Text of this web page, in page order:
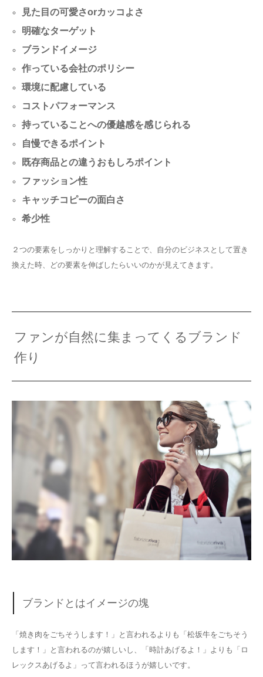
見た目の可愛さorカッコよさ
明確なターゲット
ブランドイメージ
作っている会社のポリシー
環境に配慮している
コストパフォーマンス
持っていることへの優越感を感じられる
自慢できるポイント
既存商品との違うおもしろポイント
ファッション性
キャッチコピーの面白さ
希少性
２つの要素をしっかりと理解することで、自分のビジネスとして置き
換えた時、どの要素を伸ばしたらいいのかが見えてきます。
ファンが自然に集まってくるブランド
作り
ブランドとはイメージの塊
「焼き肉をごちそうします！」と言われるよりも「松坂牛をごちそう
します！」と言われるのが嬉しいし、「時計あげるよ！」よりも「ロ
レックスあげるよ」って言われるほうが嬉しいです。